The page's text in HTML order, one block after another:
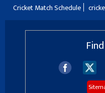
Cricket Match Schedule